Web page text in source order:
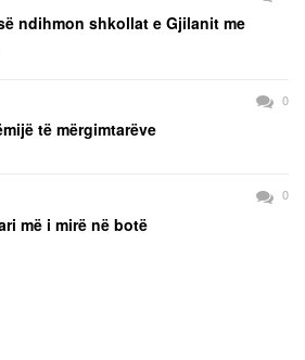
ndihmon shkollat e Gjilanit me
0
të mërgimtarëve
0
më i mirë në botë